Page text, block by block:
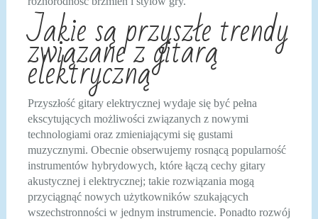
Jakie są przyszłe trendy
związane z gitarą
elektryczną
Przyszłość gitary elektrycznej wydaje się być pełna
ekscytujących możliwości związanych z nowymi
technologiami oraz zmieniającymi się gustami
muzycznymi. Obecnie obserwujemy rosnącą popularność
instrumentów hybrydowych, które łączą cechy gitary
akustycznej i elektrycznej; takie rozwiązania mogą
przyciągnąć nowych użytkowników szukających
wszechstronności w jednym instrumencie. Ponadto rozwój